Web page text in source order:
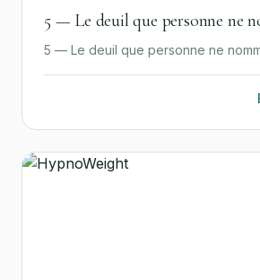
5 — Le deuil que personne ne
5 — Le deuil que personne ne